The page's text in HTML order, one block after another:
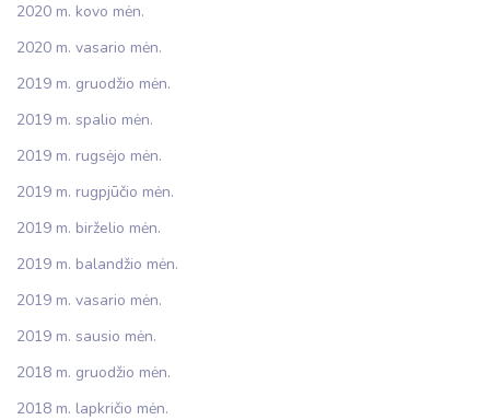
2020 m. kovo mėn.
2020 m. vasario mėn.
2019 m. gruodžio mėn.
2019 m. spalio mėn.
2019 m. rugsėjo mėn.
2019 m. rugpjūčio mėn.
2019 m. birželio mėn.
2019 m. balandžio mėn.
2019 m. vasario mėn.
2019 m. sausio mėn.
2018 m. gruodžio mėn.
2018 m. lapkričio mėn.